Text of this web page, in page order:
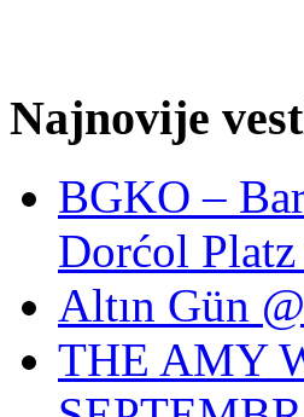
Najnovije
BGKO –
Dorćol
Altın Gün
THE AMY